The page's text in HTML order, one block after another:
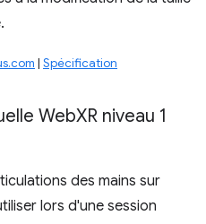
| Spécification
WebXR niveau 1
des mains sur
lors d'une session